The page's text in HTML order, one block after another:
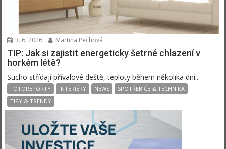
3. 6. 2026 Martina Pechová
TIP: Jak si zajistit energeticky šetrné chlazení v
horkém létě?
Sucho střídají přívalové deště, teploty během několika dní...
FOTOREPORTY INTERIÉRY NEWS
SPOTŘEBIČE & TECHNIKA
TIPY & TRENDY